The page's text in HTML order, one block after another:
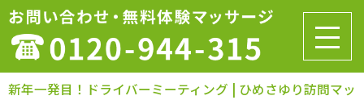
新年一発目！ドライバーミーティング | ひめさゆり訪問マッ